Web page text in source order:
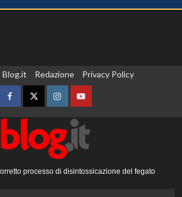
Blog.it Redazione Privacy Policy
FacebookTwitterInstagramYouTube
processo di disintossicazione del fegato